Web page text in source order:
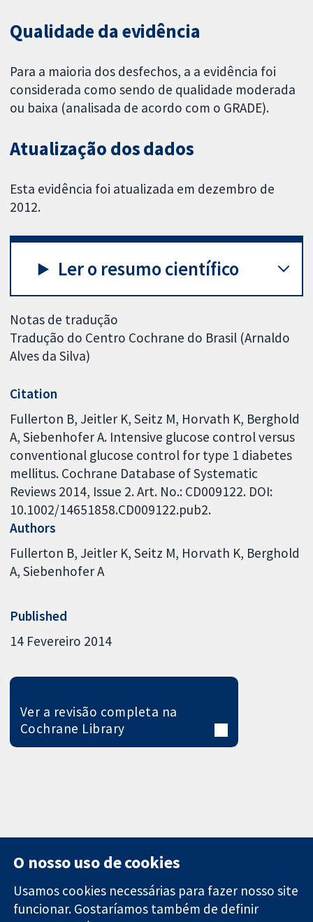
Qualidade da evidência
Para a maioria dos desfechos, a a evidência foi
considerada como sendo de qualidade moderada
ou baixa (analisada de acordo com o GRADE).
Atualização dos dados
Esta evidência foi atualizada em dezembro de
2012.
Ler o resumo científico
Notas de tradução
Tradução do Centro Cochrane do Brasil (Arnaldo
Alves da Silva)
Citation
Fullerton B, Jeitler K, Seitz M, Horvath K, Berghold
A, Siebenhofer A. Intensive glucose control versus
conventional glucose control for type 1 diabetes
mellitus. Cochrane Database of Systematic
Reviews 2014, Issue 2. Art. No.: CD009122. DOI:
10.1002/14651858.CD009122.pub2.
Authors
Fullerton B Jeitler K Seitz M Horvath K Berghold
A Siebenhofer A
Published
14 Fevereiro 2014
Ver a revisão completa na
Cochrane Library
11-13 Cavendish Contato
O nosso uso de cookies
Usamos cookies necessárias para fazer nosso site
funcionar. Gostaríamos também de definir